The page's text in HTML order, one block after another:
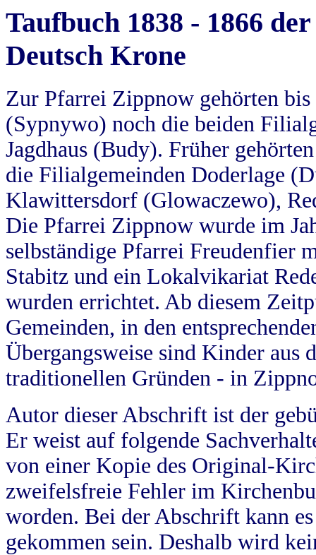
Taufbuch 1838 - 1866
Deutsch Krone
Zur Pfarrei Zippnow gehörten
(Sypnywo) noch die beiden
Jagdhaus (Budy). Früher
die Filialgemeinden Doderlage
Klawittersdorf (Glowaczewo),
Die Pfarrei Zippnow wurde im
selbständige Pfarrei Freudenfier
Stabitz und ein Lokalvikariat
wurden errichtet. Ab diesem
Gemeinden, in den
Übergangsweise sind Kinder aus
traditionellen Gründen - in
Autor dieser Abschrift ist der
Er weist auf folgende
von einer Kopie des Original-
zweifelsfreie Fehler im
worden. Bei der Abschrift kann
gekommen sein. Deshalb wird